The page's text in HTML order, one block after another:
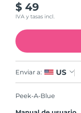
$ 49
IVA y tasas incl.
Enviar a: US
Peek-A-Blue